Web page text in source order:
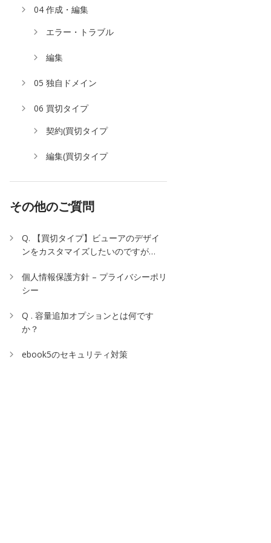
04 作成・編集
エラー・トラブル
編集
05 独自ドメイン
06 買切タイプ
契約(買切タイプ
編集(買切タイプ
その他のご質問
Q. 【買切タイプ】ビューアのデザイ
ンをカスタマイズしたいのですが…
個人情報保護方針 – プライバシーポリ
シー
Q . 容量追加オプションとは何です
か？
ebook5のセキュリティ対策